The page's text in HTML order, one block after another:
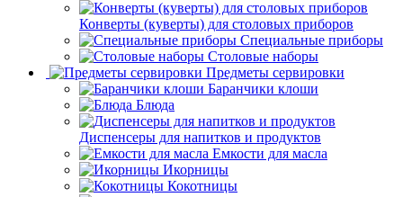
Конверты (куверты) для столовых приборов
Специальные приборы
Столовые наборы
Предметы сервировки
Баранчики клоши
Блюда
Диспенсеры для напитков и продуктов
Емкости для масла
Икорницы
Кокотницы